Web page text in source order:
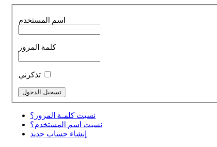
اسم المستخدم
كلمة المرور
نسيت كلمـة المرور؟
نسيت اسم المستخدم؟
إنشاء حساب جديد